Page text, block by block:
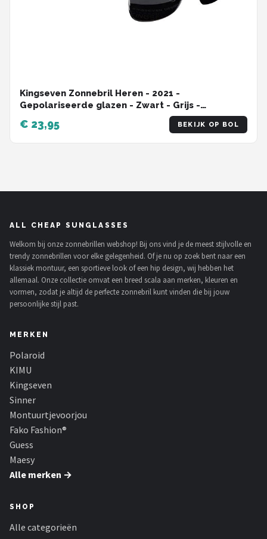
Kingseven Zonnebril Heren - 2021 -
Gepolariseerde glazen - Zwart - Grijs -
€ 23,95 BEKIJK OP BOL
ALL CHEAP SUNGLASSES
Welkom bij onze zonnebrillen webshop! Bij ons vind je de meest stijlvolle en
trendy zonnebrillen voor elke gelegenheid. Of je nu op zoek bent naar een
klassiek montuur, een sportieve look of een hip design, wij hebben het
allemaal. Onze collectie omvat een breed scala aan merken, kleuren en
vormen, zodat je altijd de perfecte zonnebril kunt vinden die bij jouw
persoonlijke stijl past.
MERKEN
Polaroid
KIMU
Kingseven
Sinner
Montuurtjevoorjou
Fako Fashion®
Guess
Maesy
Alle merken →
SHOP
Alle categorieën